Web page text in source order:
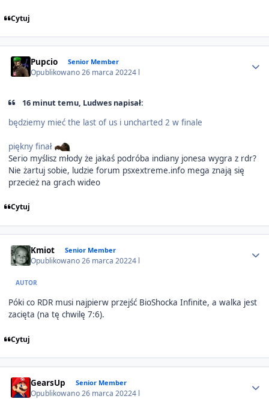
Cytuj
Pupcio Senior Member
Opublikowano26 marca 20224 l
16 minut temu, Ludwes napisał:
będziemy mieć the last of us i uncharted 2 w finale
piękny finał
Serio myślisz młody że jakaś podróba indiany jonesa wygra z rdr?
Nie żartuj sobie, ludzie forum psxextreme.info mega znają się
przecież na grach wideo
Cytuj
Kmiot Senior Member
Opublikowano26 marca 20224 l
AUTOR
Póki co RDR musi najpierw przejść BioShocka Infinite, a walka jest
zacięta (na tę chwilę 7:6).
Cytuj
GearsUp Senior Member
Opublikowano26 marca 20224 l